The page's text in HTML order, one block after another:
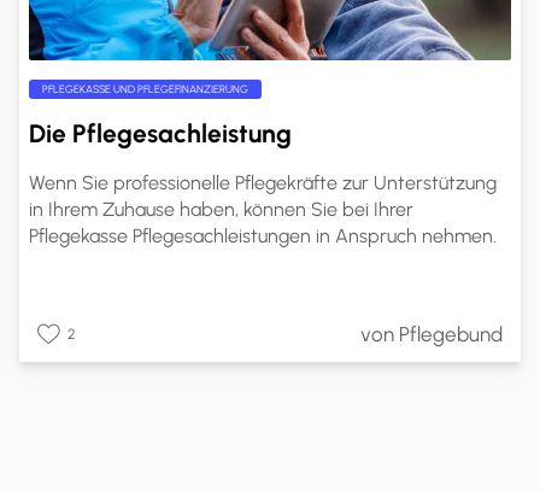
PFLEGEKASSE UND PFLEGEFINANZIERUNG
Die Pflegesachleistung
Wenn Sie professionelle Pflegekräfte zur Unterstützung
in Ihrem Zuhause haben, können Sie bei Ihrer
Pflegekasse Pflegesachleistungen in Anspruch nehmen.
können, wie hoch Ihr Anspruch ist und wie Sie die
Pflegesachleistungen beantragen können.
2 von Pflegebund